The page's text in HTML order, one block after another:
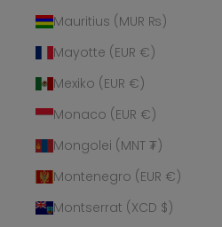
Mauritius (MUR ₨)
Mayotte (EUR €)
Mexiko (EUR €)
Monaco (EUR €)
Mongolei (MNT ₮)
Montenegro (EUR €)
Montserrat (XCD $)